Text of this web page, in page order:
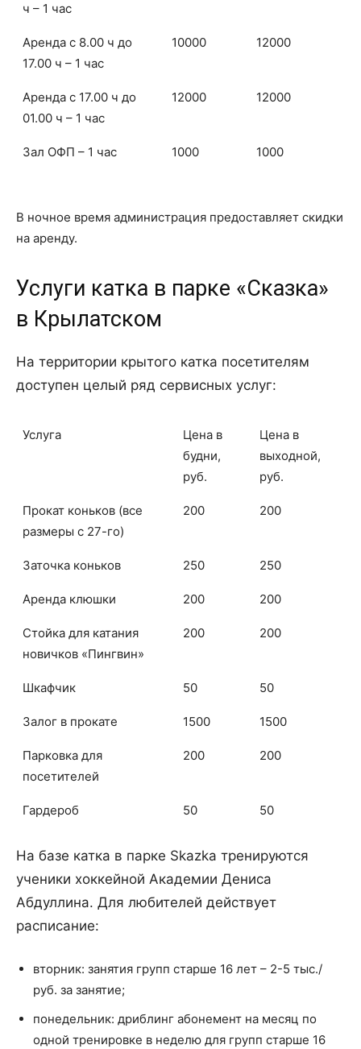
ч – 1 час
Аренда с 8.00 ч до
17.00 ч – 1 час
10000 12000
Аренда с 17.00 ч до
01.00 ч – 1 час
12000 12000
Зал ОФП – 1 час 1000 1000
В ночное время администрация предоставляет скидки
на аренду.
Услуги катка в парке «Сказка»
в Крылатском
На территории крытого катка посетителям
доступен целый ряд сервисных услуг:
Услуга
Цена в
будни,
руб.
Цена в
выходной,
руб.
Прокат коньков (все
размеры с 27-го)
200 200
Заточка коньков 250 250
Аренда клюшки 200 200
Стойка для катания
новичков «Пингвин»
200 200
Шкафчик 50 50
Залог в прокате 1500 1500
Парковка для
посетителей
200 200
Гардероб 50 50
На базе катка в парке Skazka тренируются
ученики хоккейной Академии Дениса
Абдуллина. Для любителей действует
расписание:
вторник: занятия групп старше 16 лет – 2-5 тыс./
руб. за занятие;
понедельник: дриблинг абонемент на месяц по
одной тренировке в неделю для групп старше 16